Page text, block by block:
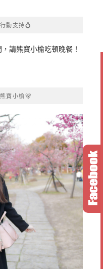
動支持💍
請熊寶小榆吃頓晚餐！
寶小榆🐻